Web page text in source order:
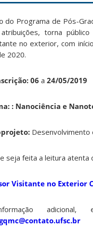
do Programa de Pós-
torna
no exterior, com
2020.
06 a 24/05/2019
: Nanociência e
Desenvolvimento
seja feita a leitura atenta
Visitante no Exterior